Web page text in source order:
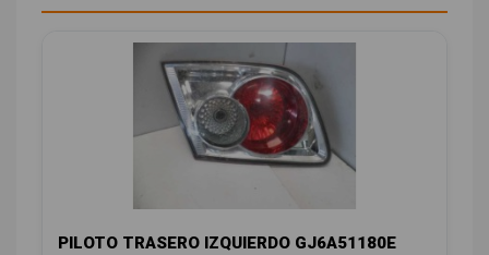
PILOTO TRASERO IZQUIERDO GJ6A51180E